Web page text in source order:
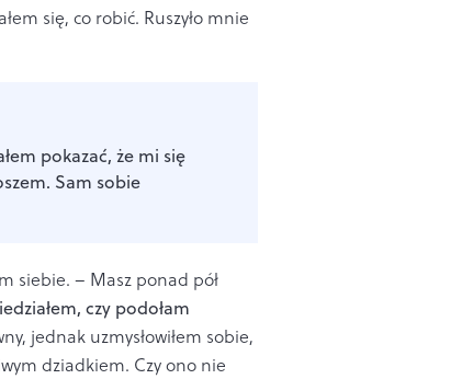
się, co robić. Ruszyło mnie
pokazać, że mi się
Sam sobie
siebie. – Masz ponad pół
czy podołam
jednak uzmysłowiłem sobie,
dziadkiem. Czy ono nie